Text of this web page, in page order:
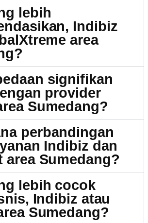
lebih
Indibiz
area
signifikan
provider
Sumedang?
perbandingan
Indibiz dan
area Sumedang?
lebih cocok
Indibiz atau
Sumedang?